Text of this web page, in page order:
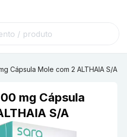
Cápsula Mole com 2 ALTHAIA S/A
mg Cápsula
S/A